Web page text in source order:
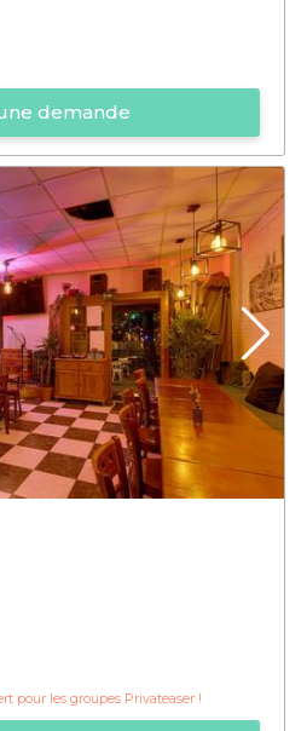
demande
pour les groupes Privateaser !